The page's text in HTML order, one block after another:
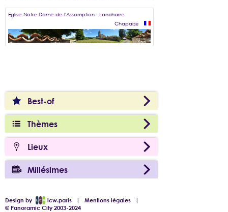
Best-of
Thèmes
Lieux
Millésimes
Eglise Notre-Dame-de-l'Assomption - Lancharre
Chapaize
Design by lcw.paris |Mentions légales |
© Panoramic City 2003-2024